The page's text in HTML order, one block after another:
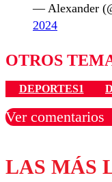
— Alexander
2024
OTROS
DEPORTES1
Ver comentarios
Los
LAS MÁS